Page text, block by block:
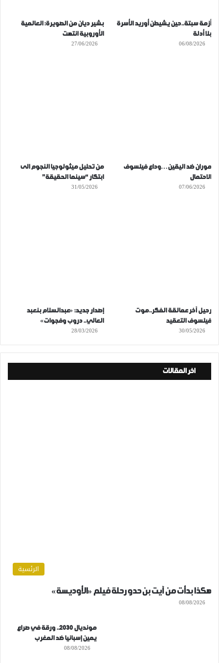
أزمة سبتة..حين يشيطن أوريد الأسرة
بلا أدلة
06/08/2026
بشير ديان من الصويرة: العالمية
الأوروبية انتهت
27/06/2026
موران ضد اليقين…وداع فيلسوف
الاحتمال
07/06/2026
من تحليل ميثولوجيا النجوم الى
ابتكار “سينما الحقيقة”
31/05/2026
رحيل آخر عمالقة الفكر..موت
فيلسوف التعقيد
30/05/2026
إصدار جديد: «عبدالسلام بنعبد
العالي.. دروب وفجوات»
28/03/2026
اخر المقالات
الرئسية
هكذا بدأت من آيت بن حدو رحلة فيلم «الأوديسة»
08/08/2026
مونديال 2030.. ورقة في صراع
يمين إسبانيا ضد المغرب
08/08/2026